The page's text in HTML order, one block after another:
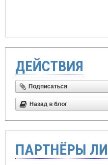
ДЕЙСТВИЯ
Подписаться
Назад в блог
ПАРТНЁРЫ